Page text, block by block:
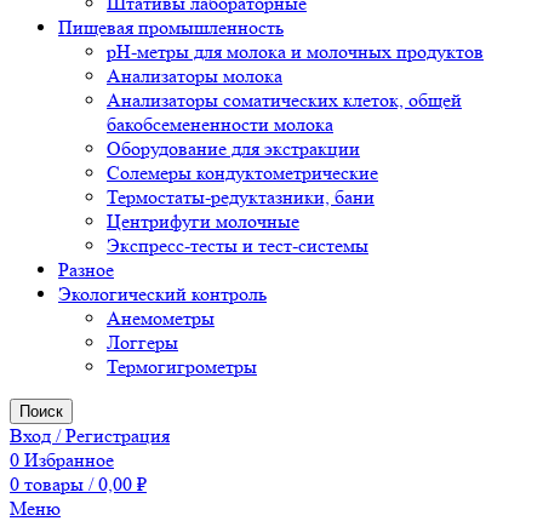
Пищевая промышленность
pH-метры для молока и молочных продуктов
Анализаторы молока
Анализаторы соматических клеток, общей
бакобсемененности молока
Оборудование для экстракции
Солемеры кондуктометрические
Термостаты-редуктазники, бани
Центрифуги молочные
Экспресс-тесты и тест-системы
Разное
Экологический контроль
Анемометры
Логгеры
Термогигрометры
Поиск
Вход / Регистрация
0 Избранное
0 товары / 0,00 ₽
Меню